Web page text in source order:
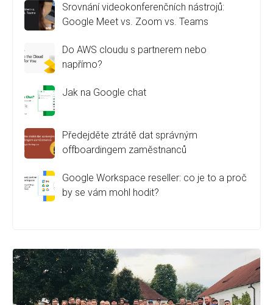
Srovnání videokonferenčních nástrojů:
Google Meet vs. Zoom vs. Teams
Do AWS cloudu s partnerem nebo
napřímo?
Jak na Google chat
Předejděte ztrátě dat správným
offboardingem zaměstnanců
Google Workspace reseller: co je to a proč
by se vám mohl hodit?